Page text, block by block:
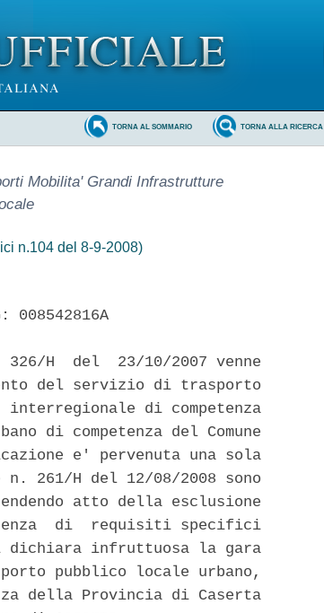
TORNA ALLA RICERCA
TORNA AL SOMMARIO
Mobilita' Grandi Infrastrutture
n.104 del 8-9-2008)
008542816A
326/H  del  23/10/2007 venne
del servizio di trasporto
di competenza
di competenza del Comune
e' pervenuta una sola
261/H del 12/08/2008 sono
atto della esclusione
di  requisiti specifici
infruttuosa la gara
pubblico locale urbano,
della Provincia di Caserta